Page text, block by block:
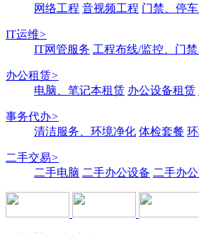
网络工程 音视频工程 门禁、停
IT运维>
IT网管服务 工程布线/监控、门
办公租赁>
电脑、笔记本租赁 办公设备租赁
事务代办>
清洁服务、环境净化 体检套餐
二手交易>
二手电脑 二手办公设备 二手办